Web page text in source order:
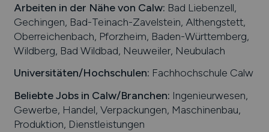
Arbeiten in der Nähe von Calw: Bad Liebenzell,
Gechingen, Bad-Teinach-Zavelstein, Althengstett,
Oberreichenbach, Pforzheim, Baden-Württemberg,
Wildberg, Bad Wildbad, Neuweiler, Neubulach
Universitäten/Hochschulen: Fachhochschule Calw
Beliebte Jobs in Calw/Branchen: Ingenieurwesen,
Gewerbe, Handel, Verpackungen, Maschinenbau,
Produktion, Dienstleistungen